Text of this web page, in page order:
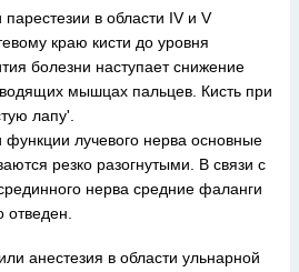
в области IV и V
краю кисти до уровня
болезни наступает снижение
мышцах пальцев. Кисть при
лапу'.
функции лучевого нерва основные
резко разогнутыми. В связи с
нерва средние фаланги
анестезия в области ульнарной